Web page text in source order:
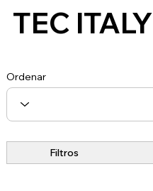
TEC ITALY
Filtros
Ordenar